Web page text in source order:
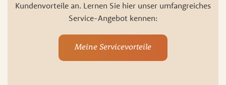
Kundenvorteile an. Lernen Sie hier unser umfangreiches
Service-Angebot kennen:
Meine Servicevorteile